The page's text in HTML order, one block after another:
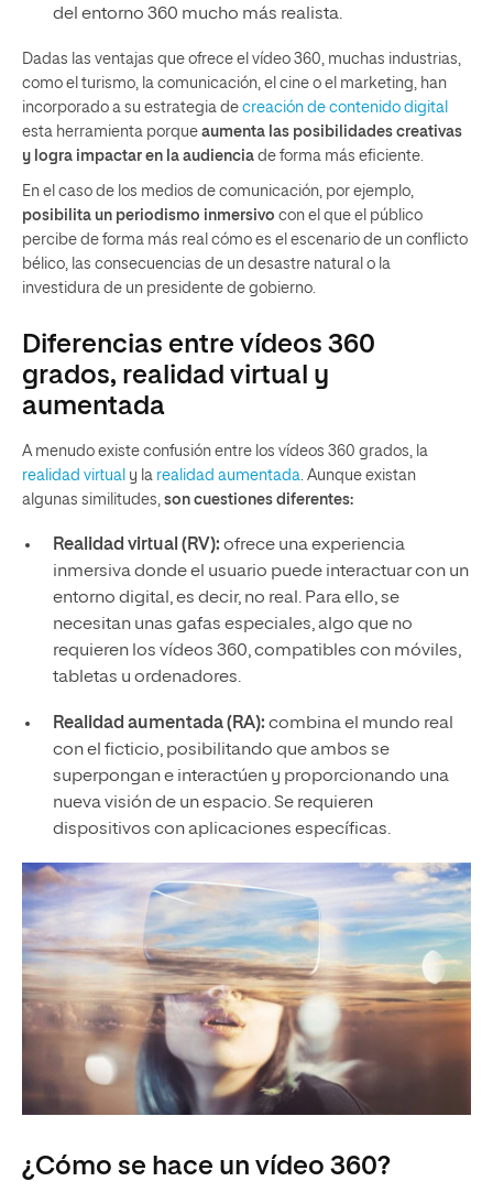
del entorno 360 mucho más realista.
Dadas las ventajas que ofrece el vídeo 360, muchas industrias,
como el turismo, la comunicación, el cine o el marketing, han
incorporado a su estrategia de creación de contenido digital
esta herramienta porque aumenta las posibilidades creativas
y logra impactar en la audiencia de forma más eficiente.
En el caso de los medios de comunicación, por ejemplo,
posibilita un periodismo inmersivo con el que el público
percibe de forma más real cómo es el escenario de un conflicto
bélico, las consecuencias de un desastre natural o la
investidura de un presidente de gobierno.
Diferencias entre vídeos 360
grados, realidad virtual y
aumentada
A menudo existe confusión entre los vídeos 360 grados, la
realidad virtual y la realidad aumentada . Aunque existan
algunas similitudes, son cuestiones diferentes:
Realidad virtual (RV): ofrece una experiencia
inmersiva donde el usuario puede interactuar con un
entorno digital, es decir, no real. Para ello, se
necesitan unas gafas especiales, algo que no
requieren los vídeos 360, compatibles con móviles,
tabletas u ordenadores.
Realidad aumentada (RA): combina el mundo real
con el ficticio, posibilitando que ambos se
superpongan e interactúen y proporcionando una
nueva visión de un espacio. Se requieren
dispositivos con aplicaciones específicas.
¿Cómo se hace un vídeo 360?